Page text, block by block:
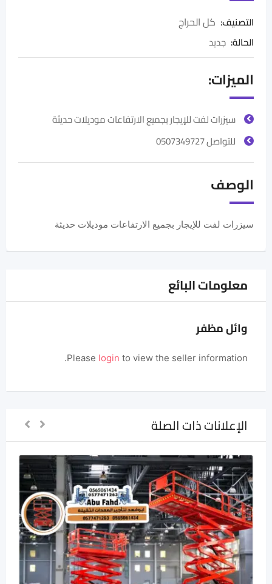
التصنيف: كل الحراج
الحالة: جديد
الميزات:
سيزرات لفت للإيجار بجميع الارتفاعات موديلات حديثة
للتواصل 0507349727
الوصف
سيزرات لفت للإيجار بجميع الارتفاعات موديلات حديثة
معلومات البائع
وائل مظفر
Please login to view the seller information.
الإعلانات ذات الصلة